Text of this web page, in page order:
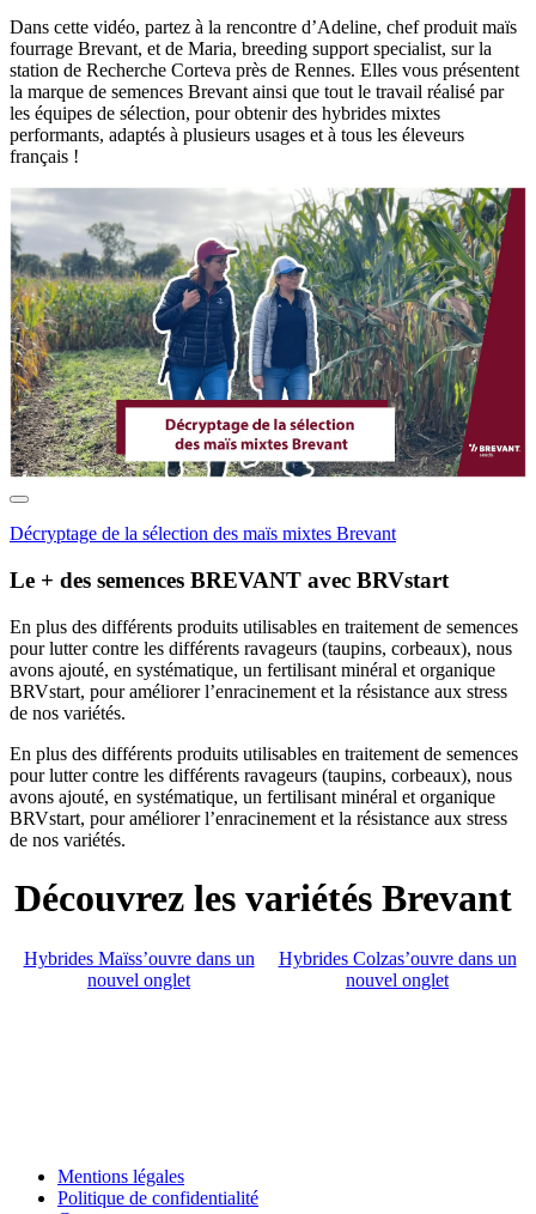
Dans cette vidéo, partez à la rencontre d’Adeline, chef produit maïs
fourrage Brevant, et de Maria, breeding support specialist, sur la
station de Recherche Corteva près de Rennes. Elles vous présentent
la marque de semences Brevant ainsi que tout le travail réalisé par
les équipes de sélection, pour obtenir des hybrides mixtes
performants, adaptés à plusieurs usages et à tous les éleveurs
français !
Décryptage de la sélection des maïs mixtes Brevant
Le + des semences BREVANT avec BRVstart
En plus des différents produits utilisables en traitement de semences
pour lutter contre les différents ravageurs (taupins, corbeaux), nous
avons ajouté, en systématique, un fertilisant minéral et organique
BRVstart, pour améliorer l’enracinement et la résistance aux stress
de nos variétés.
En plus des différents produits utilisables en traitement de semences
pour lutter contre les différents ravageurs (taupins, corbeaux), nous
avons ajouté, en systématique, un fertilisant minéral et organique
BRVstart, pour améliorer l’enracinement et la résistance aux stress
de nos variétés.
Découvrez les variétés Brevant
Hybrides Maïss’ouvre dans un
nouvel onglet
Hybrides Colzas’ouvre dans un
nouvel onglet
Mentions légales
Politique de confidentialité